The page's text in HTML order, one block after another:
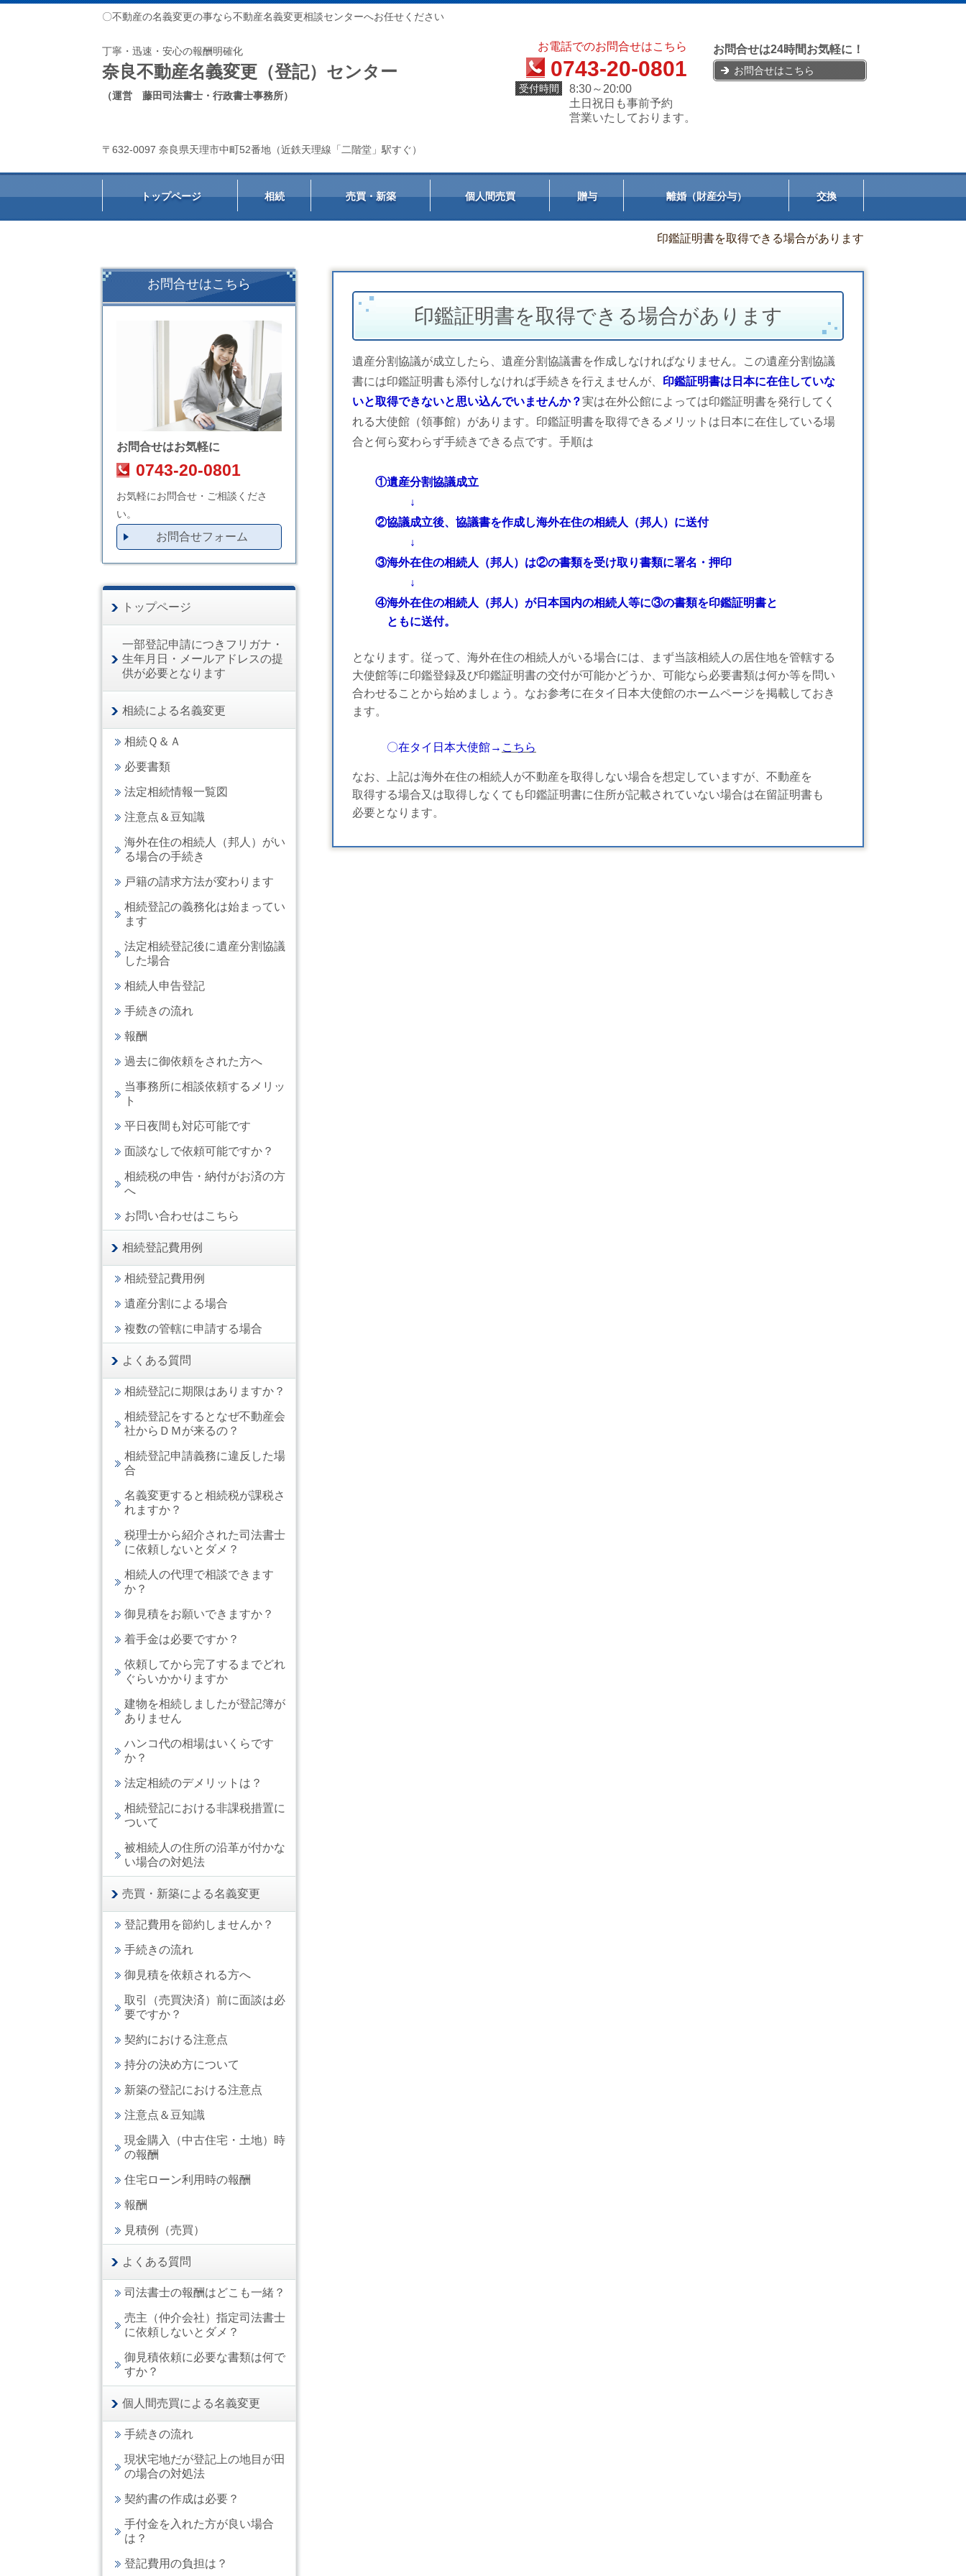
〇不動産の名義変更の事なら不動産名義変更相談センターへお任せください
丁寧・迅速・安心の報酬明確化
奈良不動産名義変更（登記）センター
（運営 藤田司法書士・行政書士事務所）
〒632-0097 奈良県天理市中町52番地（近鉄天理線「二階堂」駅すぐ）
お電話でのお問合せはこちら
0743-20-0801
受付時間
8:30～20:00
土日祝日も事前予約
営業いたしております。
お問合せは24時間お気軽に！
お問合せはこちら
トップページ 相続 売買・新築 個人間売買 贈与 離婚（財産分与） 交換
印鑑証明書を取得できる場合があります
印鑑証明書を取得できる場合があります
遺産分割協議が成立したら、遺産分割協議書を作成しなければなりません。この遺産分割協議
書には印鑑証明書も添付しなければ手続きを行えませんが、 印鑑証明書は日本に在住していな
いと取得できないと思い込んでいませんか？実は在外公館によっては印鑑証明書を発行してく
れる大使館（領事館）があります。印鑑証明書を取得できるメリットは 日本に在住している場
合と何ら変わらず手続きできる点です。手順は
①遺産分割協議成立
↓
②協議成立後、協議書を作成し海外在住の相続人（邦人）に送付
↓
③海外在住の相続人（邦人）は②の書類を受け取り書類に署名・押印
↓
④海外在住の相続人（邦人）が日本国内の相続人等に③の書類を印鑑証明書と
ともに送付。
となります。従って、海外在住の相続人がいる場合には、まず当該相続人の居住地を管轄する
大使館等に印鑑登録及び印鑑証明書の交付が可能かどうか、可能なら必要書類は何か等を問い
合わせることから始めましょう。なお参考に在タイ日本大使館のホームページを掲載しておき
ます。
〇在タイ日本大使館→ こちら
なお、上記は海外在住の相続人が不動産を取得しない場合を想定していますが、不動産を
取得する場合又は取得しなくても印鑑証明書に住所が記載されていない場合は在留証明書も
必要となります。
お問合せはこちら
お問合せはお気軽に
0743-20-0801
お気軽にお問合せ・ご相談くださ
い。
お問合せフォーム
トップページ
一部登記申請につきフリガナ・
生年月日・メールアドレスの提
供が必要となります
相続による名義変更
相続Ｑ＆Ａ
必要書類
法定相続情報一覧図
注意点＆豆知識
海外在住の相続人（邦人）がい
る場合の手続き
戸籍の請求方法が変わります
相続登記の義務化は始まってい
ます
法定相続登記後に遺産分割協議
した場合
相続人申告登記
手続きの流れ
報酬
過去に御依頼をされた方へ
当事務所に相談依頼するメリッ
ト
平日夜間も対応可能です
面談なしで依頼可能ですか？
相続税の申告・納付がお済の方
へ
お問い合わせはこちら
相続登記費用例
相続登記費用例
遺産分割による場合
複数の管轄に申請する場合
よくある質問
相続登記に期限はありますか？
相続登記をするとなぜ不動産会
社からＤＭが来るの？
相続登記申請義務に違反した場
合
名義変更すると相続税が課税さ
れますか？
税理士から紹介された司法書士
に依頼しないとダメ？
相続人の代理で相談できます
か？
御見積をお願いできますか？
着手金は必要ですか？
依頼してから完了するまでどれ
ぐらいかかりますか
建物を相続しましたが登記簿が
ありません
ハンコ代の相場はいくらです
か？
法定相続のデメリットは？
相続登記における非課税措置に
ついて
被相続人の住所の沿革が付かな
い場合の対処法
売買・新築による名義変更
登記費用を節約しませんか？
手続きの流れ
御見積を依頼される方へ
取引（売買決済）前に面談は必
要ですか？
契約における注意点
持分の決め方について
新築の登記における注意点
注意点＆豆知識
現金購入（中古住宅・土地）時
の報酬
住宅ローン利用時の報酬
報酬
見積例（売買）
よくある質問
司法書士の報酬はどこも一緒？
売主（仲介会社）指定司法書士
に依頼しないとダメ？
御見積依頼に必要な書類は何で
すか？
個人間売買による名義変更
手続きの流れ
現状宅地だが登記上の地目が田
の場合の対処法
契約書の作成は必要？
手付金を入れた方が良い場合
は？
登記費用の負担は？